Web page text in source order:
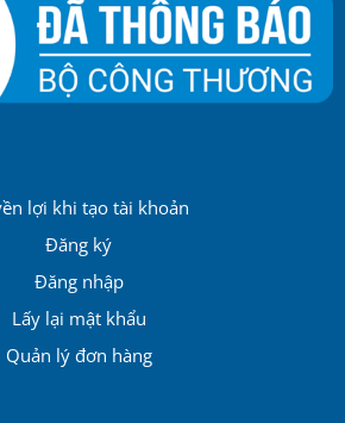
lợi khi tạo tài khoản
Đăng ký
Đăng nhập
Lấy lại mật khẩu
Quản lý đơn hàng